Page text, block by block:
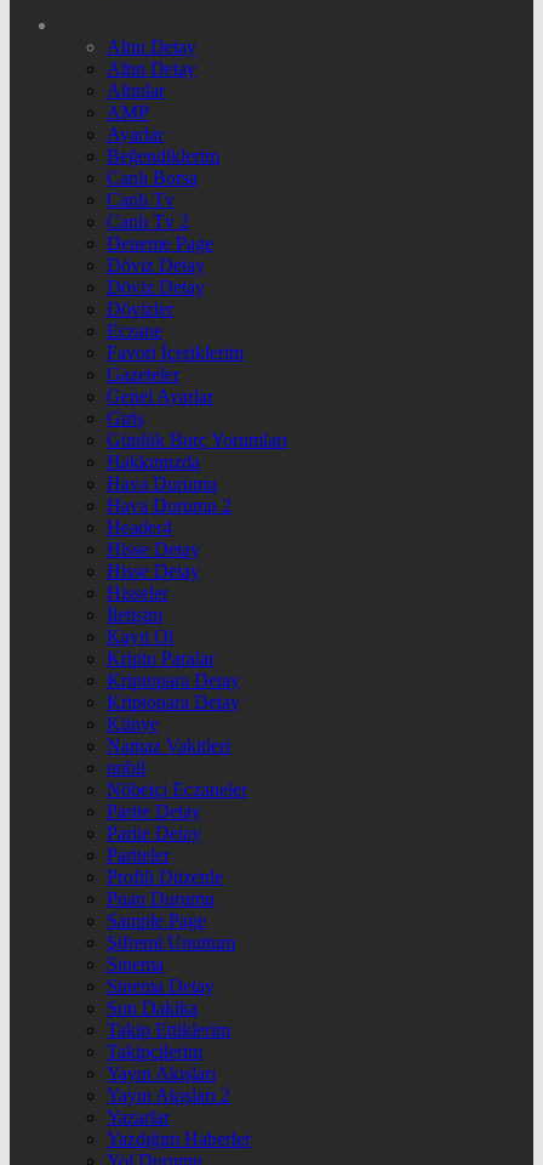
Altın Detay
Altın Detay
Altınlar
AMP
Ayarlar
Beğendiklerim
Canlı Borsa
Canlı Tv
Canlı Tv 2
Deneme Page
Döviz Detay
Döviz Detay
Dövizler
Eczane
Favori İçeriklerim
Gazeteler
Genel Ayarlar
Giriş
Günlük Burç Yorumları
Hakkımızda
Hava Durumu
Hava Durumu 2
Header4
Hisse Detay
Hisse Detay
Hisseler
İletişim
Kayıt Ol
Kripto Paralar
Kriptopara Detay
Kriptopara Detay
Künye
Namaz Vakitleri
nnbil
Nöbetçi Eczaneler
Parite Detay
Parite Detay
Pariteler
Profili Düzenle
Puan Durumu
Sample Page
Şifremi Unuttum
Sinema
Sinema Detay
Son Dakika
Takip Ettiklerim
Takipçilerim
Yayın Akışları
Yayın Akışları 2
Yazarlar
Yazdığım Haberler